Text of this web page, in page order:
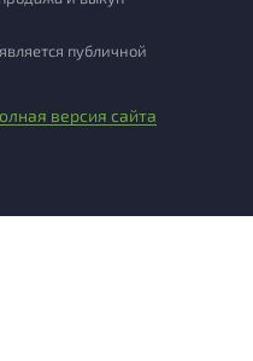
публичной
версия сайта